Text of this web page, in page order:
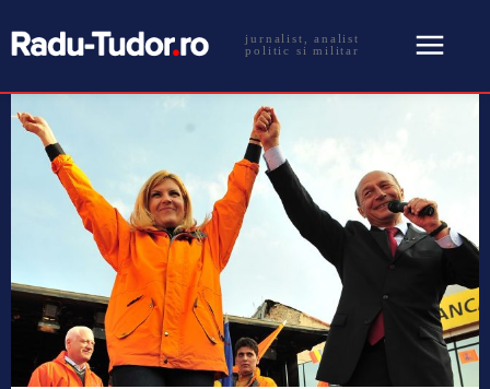
jurnalist, analist
politic si militar